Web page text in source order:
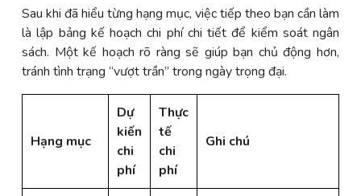
Sau khi đã hiểu từng hạng mục, việc tiếp theo bạn cần làm
là lập bảng kế hoạch chi phí chi tiết để kiểm soát ngân
sách. Một kế hoạch rõ ràng sẽ giúp bạn chủ động hơn,
tránh tình trạng “vượt trần” trong ngày trọng đại.
Hạng mục
Dự
kiến
chi
phí
Thực
tế
chi
phí
Ghi chú